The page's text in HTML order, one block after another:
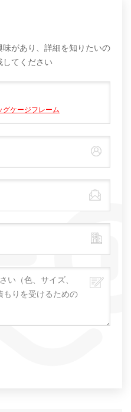
があり、詳細を知りたいの
てください
ケージフレーム